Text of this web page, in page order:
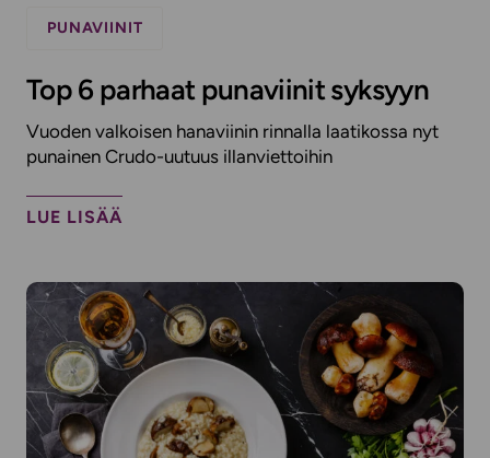
PUNAVIINIT
Top 6 parhaat punaviinit syksyyn
Vuoden valkoisen hanaviinin rinnalla laatikossa nyt
punainen Crudo-uutuus illanviettoihin
LUE LISÄÄ